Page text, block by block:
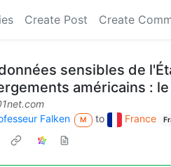
Create Post Create
sensibles de
américains :
Falken
M to France